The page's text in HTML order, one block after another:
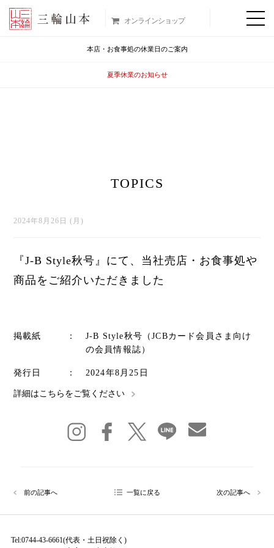
オンラインショップ
本店・お食事処の休業日のご案内
夏季休業のお知らせ
TOPICS
2024年8月26日 (月)
『J-B Style秋号』にて、当社売店・お食事処や
商品をご紹介いただきました
掲載紙 ： J-B Style秋号（JCBカード会員さま向け
の会員情報誌）
発行日 ： 2024年8月25日
詳細はこちらをご覧ください
前の記事へ 一覧に戻る 次の記事へ
Tel:0744-43-6661(代表・土日祝除く)